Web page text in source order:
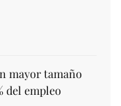
mayor tamaño
del empleo